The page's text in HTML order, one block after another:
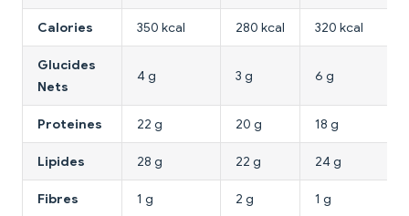
Calories 350 kcal 280 kcal 320 kcal
Glucides
Nets
4 g 3 g 6 g
Proteines 22 g 20 g 18 g
Lipides 28 g 22 g 24 g
Fibres 1 g 2 g 1 g